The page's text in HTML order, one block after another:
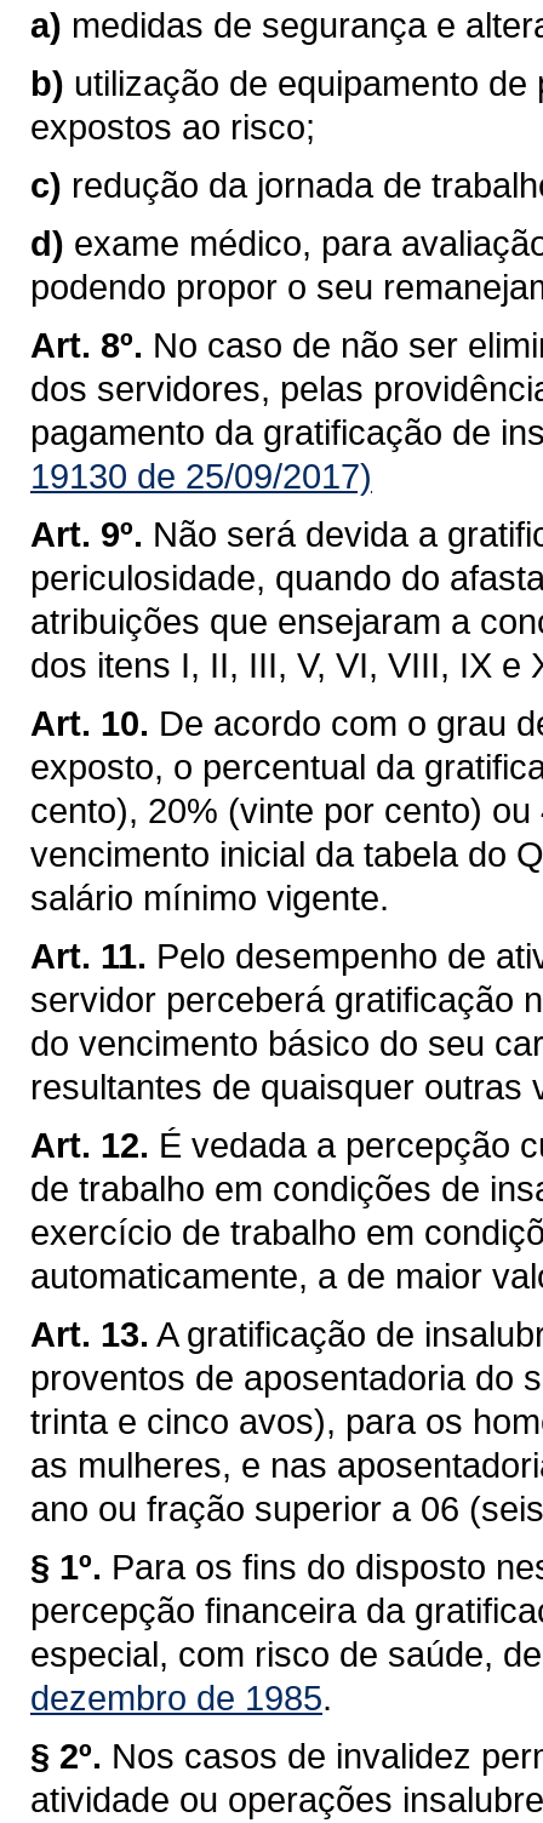
a) medidas de segurança e
b) utilização de equipamento
expostos ao risco;
c) redução da jornada de
d) exame médico, para
podendo propor o seu
Art. 8º. No caso de não ser
dos servidores, pelas
pagamento da gratificação de
19130 de 25/09/2017)
Art. 9º. Não será devida a
periculosidade, quando do
atribuições que ensejaram a
dos itens I, II, III, V, VI, VIII, IX e
Art. 10. De acordo com o grau
exposto, o percentual da
cento), 20% (vinte por cento)
vencimento inicial da tabela do
salário mínimo vigente.
Art. 11. Pelo desempenho de
servidor perceberá gratificação
do vencimento básico do seu
resultantes de quaisquer outras
Art. 12. É vedada a percepção
de trabalho em condições de
exercício de trabalho em
automaticamente, a de maior
Art. 13. A gratificação de
proventos de aposentadoria do
trinta e cinco avos), para os
as mulheres, e nas
ano ou fração superior a 06
§ 1º. Para os fins do disposto
percepção financeira da
especial, com risco de saúde,
dezembro de 1985.
§ 2º. Nos casos de invalidez
atividade ou operações